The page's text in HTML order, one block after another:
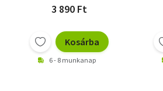
3 890 Ft
Kosárba
6 - 8 munkanap